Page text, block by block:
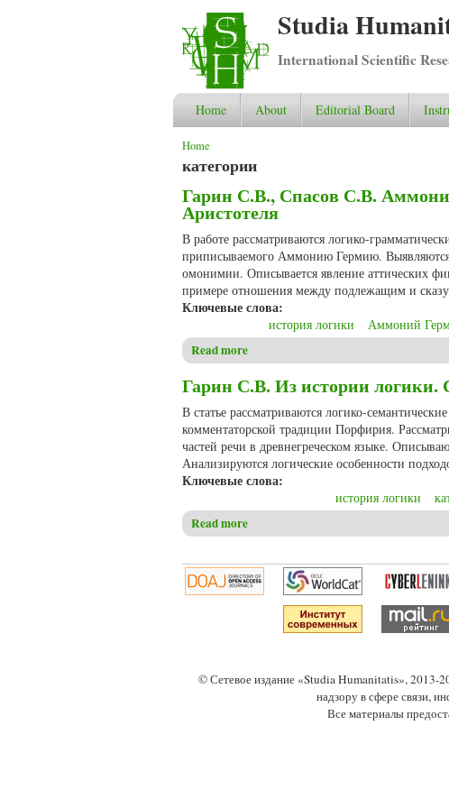
Studia
International Scientific
Home About Editorial Board
You are here
Home
категории
Гарин С.В., Спасов С.В.
Аристотеля
В работе рассматриваются логико-
приписываемого Аммонию Гермию. Выявляются
омонимии. Описывается явление аттических
примере отношения между подлежащим и
Ключевые слова:
история логики Аммоний
Read more
Гарин С.В. Из истории
В статье рассматриваются логико-
комментаторской традиции Порфирия.
частей речи в древнегреческом языке.
Анализируются логические особенности
Ключевые слова:
история логики
Read more
© Сетевое издание «Studia Humanitatis»,
надзору в сфере связи,
Все материалы